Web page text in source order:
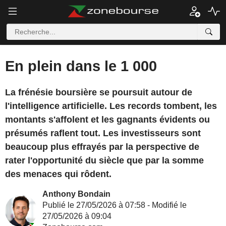
En plein dans le 1 000
La frénésie boursière se poursuit autour de
l'intelligence artificielle. Les records tombent, les
montants s'affolent et les gagnants évidents ou
présumés raflent tout. Les investisseurs sont
beaucoup plus effrayés par la perspective de
rater l'opportunité du siècle que par la somme
des menaces qui rôdent.
Anthony Bondain
Publié le 27/05/2026 à 07:58 - Modifié le
27/05/2026 à 09:04